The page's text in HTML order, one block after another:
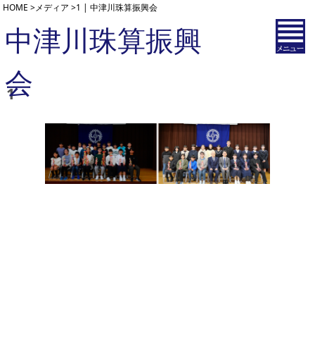
HOME >メディア >1 | 中津川珠算振興会
中津川珠算振興
会
1